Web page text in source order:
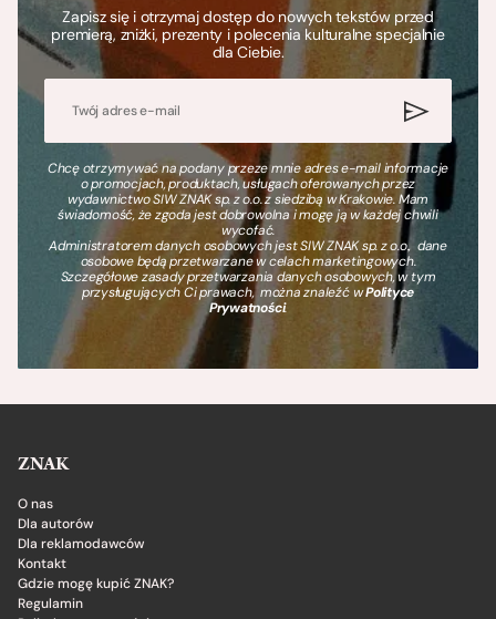
Zapisz się i otrzymaj dostęp do nowych tekstów przed
premierą, zniżki, prezenty i polecenia kulturalne specjalnie
dla Ciebie.
Chcę otrzymywać na podany przeze mnie adres e-mail informacje
o promocjach, produktach, usługach oferowanych przez
wydawnictwo SIW ZNAK sp. z o.o. z siedzibą w Krakowie. Mam
świadomość, że zgoda jest dobrowolna i mogę ją w każdej chwili
wycofać.
Administratorem danych osobowych jest SIW ZNAK sp. z o.o., dane
osobowe będą przetwarzane w celach marketingowych.
Szczegółowe zasady przetwarzania danych osobowych, w tym
przysługujących Ci prawach, można znaleźć wPolityce
Prywatności.
ZNAK
O nas
Dla autorów
Dla reklamodawców
Kontakt
Gdzie mogę kupić ZNAK?
Regulamin